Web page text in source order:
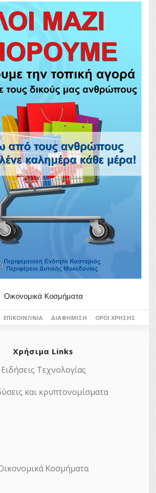
Οικονομικά Κοσμήματα
ΕΠΙΚΟΙΝΩΝΊΑ ΔΙΑΦΉΜΙΣΗ ΌΡΟΙ ΧΡΉΣΗΣ
Χρήσιμα Links
Ειδήσεις Τεχνολογίας
και κρυπτονομίσματα
Κοσμήματα